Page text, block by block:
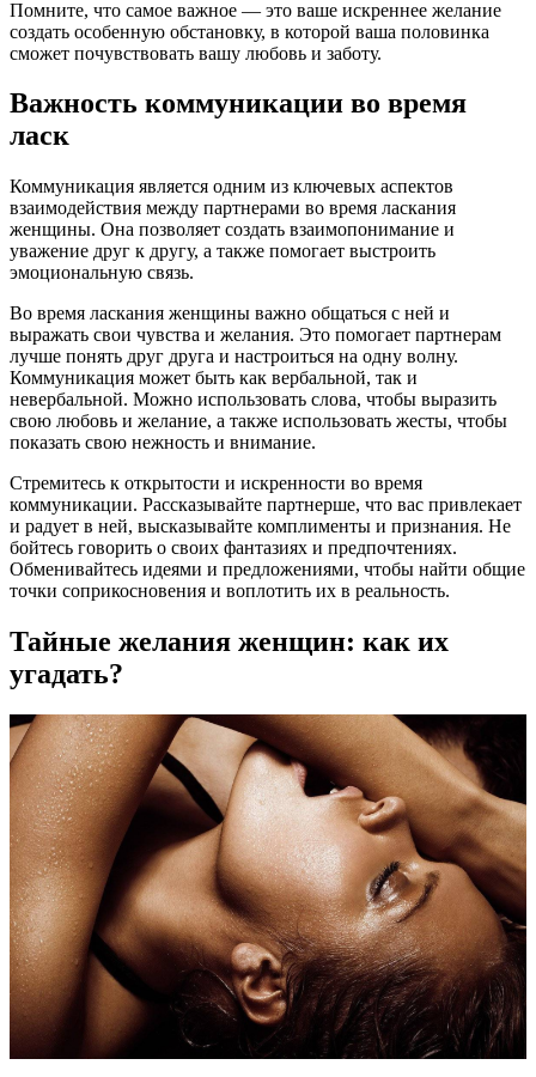
Помните, что самое важное — это ваше искреннее желание
создать особенную обстановку, в которой ваша половинка
сможет почувствовать вашу любовь и заботу.
Важность коммуникации во время
ласк
Коммуникация является одним из ключевых аспектов
взаимодействия между партнерами во время ласкания
женщины. Она позволяет создать взаимопонимание и
уважение друг к другу, а также помогает выстроить
эмоциональную связь.
Во время ласкания женщины важно общаться с ней и
выражать свои чувства и желания. Это помогает партнерам
лучше понять друг друга и настроиться на одну волну.
Коммуникация может быть как вербальной, так и
невербальной. Можно использовать слова, чтобы выразить
свою любовь и желание, а также использовать жесты, чтобы
показать свою нежность и внимание.
Стремитесь к открытости и искренности во время
коммуникации. Рассказывайте партнерше, что вас привлекает
и радует в ней, высказывайте комплименты и признания. Не
бойтесь говорить о своих фантазиях и предпочтениях.
Обменивайтесь идеями и предложениями, чтобы найти общие
точки соприкосновения и воплотить их в реальность.
Тайные желания женщин: как их
угадать?